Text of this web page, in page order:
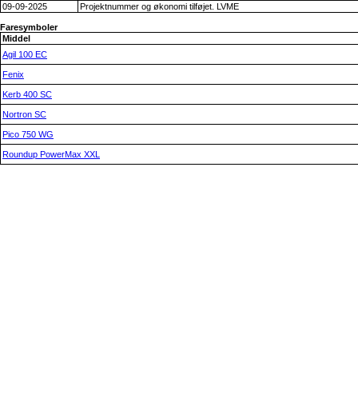
09-09-2025
Projektnummer og økonomi tilføjet. LVME
Faresymboler
Middel
Agil 100 EC
Fenix
Kerb 400 SC
Nortron SC
Pico 750 WG
Roundup PowerMax XXL